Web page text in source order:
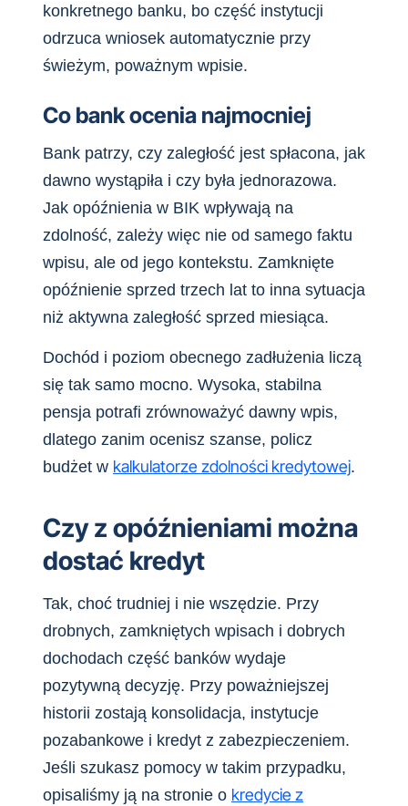
konkretnego banku, bo część instytucji
odrzuca wniosek automatycznie przy
świeżym, poważnym wpisie.
Co bank ocenia najmocniej
Bank patrzy, czy zaległość jest spłacona, jak
dawno wystąpiła i czy była jednorazowa.
Jak opóźnienia w BIK wpływają na
zdolność, zależy więc nie od samego faktu
wpisu, ale od jego kontekstu. Zamknięte
opóźnienie sprzed trzech lat to inna sytuacja
niż aktywna zaległość sprzed miesiąca.
Dochód i poziom obecnego zadłużenia liczą
się tak samo mocno. Wysoka, stabilna
pensja potrafi zrównoważyć dawny wpis,
dlatego zanim ocenisz szanse, policz
budżet w kalkulatorze zdolności kredytowej.
Czy z opóźnieniami można
dostać kredyt
Tak, choć trudniej i nie wszędzie. Przy
drobnych, zamkniętych wpisach i dobrych
dochodach część banków wydaje
pozytywną decyzję. Przy poważniejszej
historii zostają konsolidacja, instytucje
pozabankowe i kredyt z zabezpieczeniem.
Jeśli szukasz pomocy w takim przypadku,
opisaliśmy ją na stronie o kredycie z